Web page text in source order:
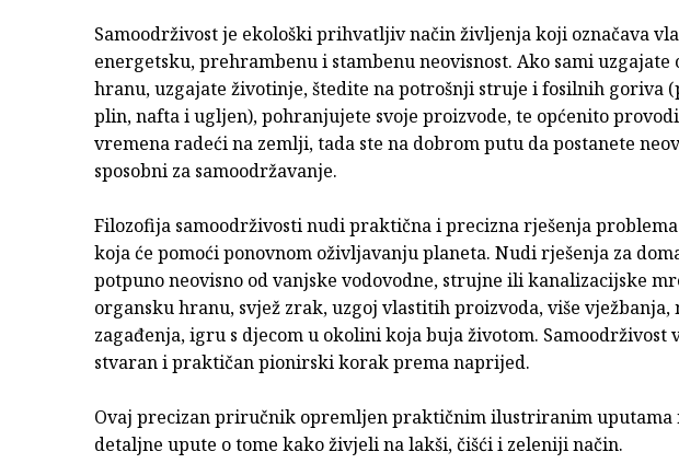
Samoodrživost je ekološki prihvatljiv način življenja koji označava
energetsku, prehrambenu i stambenu neovisnost. Ako sami uzgajate
hranu, uzgajate životinje, štedite na potrošnji struje i fosilnih goriva
plin, nafta i ugljen), pohranjujete svoje proizvode, te općenito
vremena radeći na zemlji, tada ste na dobrom putu da postanete
sposobni za samoodržavanje.
Filozofija samoodrživosti nudi praktična i precizna rješenja
koja će pomoći ponovnom oživljavanju planeta. Nudi rješenja za
potpuno neovisno od vanjske vodovodne, strujne ili kanalizacijske
organsku hranu, svjež zrak, uzgoj vlastitih proizvoda, više vježbanja,
zagađenja, igru s djecom u okolini koja buja životom. Samoodrživost
stvaran i praktičan pionirski korak prema naprijed.
Ovaj precizan priručnik opremljen praktičnim ilustriranim uputama
detaljne upute o tome kako živjeli na lakši, čišći i zeleniji način.